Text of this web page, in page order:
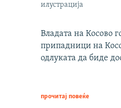
илустрација
Владата на Косово
припадници на
одлуката да биде
прочитај повеќе